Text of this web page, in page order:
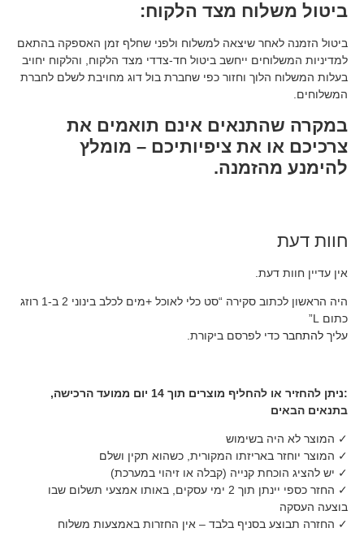
מצד הלקוח:
שיצאה למשלוח ולפני שחלף זמן האספקה בהתאם
ייחשב ביטול חד-צדדי מצד הלקוח, והלקוח יחויב
וחזור כפי שחברת בול דוג מחויבת לשלם לחברת
אינם תואמים את
את ציפיותיכם – מומלץ
היה הראשון לכתוב סקירה “סט כלי לאוכל +מים לכלב בינוני 2 ב-1 רוזג
לפרסם ביקורת.
:ניתן להחזיר או להחליף מוצרים תוך 14 יום ממועד הרכישה,
בשימוש
המקורית, כשהוא תקין ושלם
קנייה (קבלה או זיהוי במערכת)
✓ החזר כספי יינתן תוך 2 ימי עסקים, באותו אמצעי תשלום שבו
בסניף בלבד – אין החזרות באמצעות משלוח